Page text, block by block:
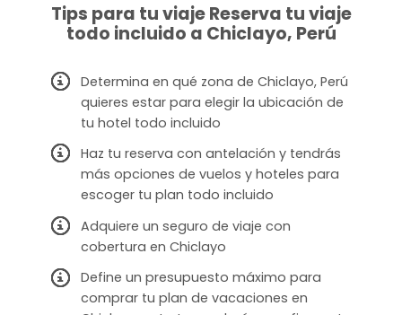
Tips para tu viaje Reserva tu viaje
todo incluido a Chiclayo, Perú
Determina en qué zona de Chiclayo, Perú
quieres estar para elegir la ubicación de
tu hotel todo incluido
Haz tu reserva con antelación y tendrás
más opciones de vuelos y hoteles para
escoger tu plan todo incluido
Adquiere un seguro de viaje con
cobertura en Chiclayo
Define un presupuesto máximo para
comprar tu plan de vacaciones en